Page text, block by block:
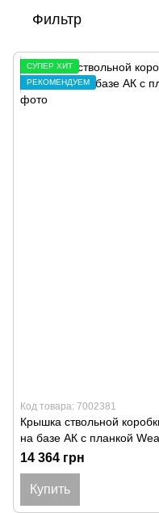
Фильтр
СУПЕР ХИТ
РЕКОМЕНДУЕМ
Код товара: 7002381
Крышка ствольной
на базе АК с планкой
14 364 грн
Купить